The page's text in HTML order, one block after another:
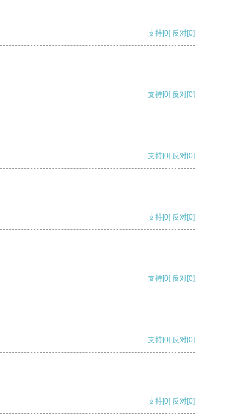
支持[0] 反对[0]
支持[0] 反对[0]
支持[0] 反对[0]
支持[0] 反对[0]
支持[0] 反对[0]
支持[0] 反对[0]
支持[0] 反对[0]